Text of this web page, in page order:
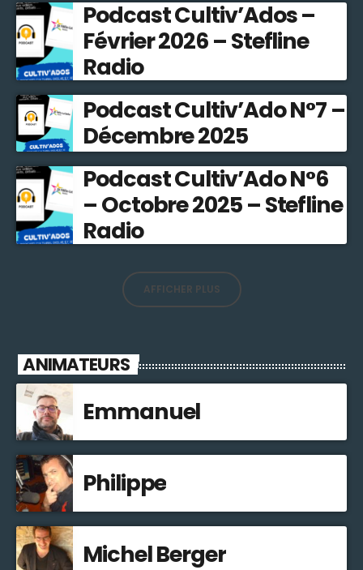
Podcast Cultiv’Ados –
Février 2026 – Stefline
Radio
Podcast Cultiv’Ado N°7 –
Décembre 2025
Podcast Cultiv’Ado N°6
– Octobre 2025 – Stefline
Radio
AFFICHER PLUS
ANIMATEURS
Emmanuel
Philippe
Michel Berger